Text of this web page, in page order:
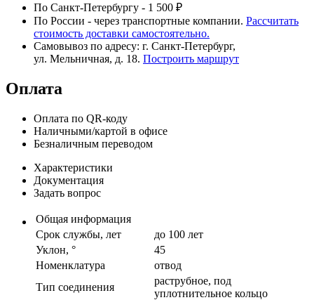
По Санкт-Петербургу - 1 500 ₽
По России - через транспортные компании. Рассчитать
стоимость доставки самостоятельно.
Самовывоз по адресу: г. Санкт-Петербург,
ул. Мельничная, д. 18. Построить маршрут
Оплата
Оплата по QR-коду
Наличными/картой в офисе
Безналичным переводом
Характеристики
Документация
Задать вопрос
Общая информация
Срок службы, лет
до 100 лет
Уклон, °
45
Номенклатура
отвод
Тип соединения
раструбное, под
уплотнительное кольцо